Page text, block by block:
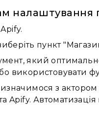
налаштування
пункт
який
або використовувати
з актором